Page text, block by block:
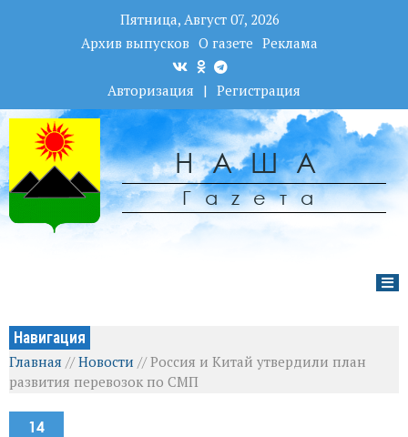
Пятница, Август 07, 2026
Архив выпусков О газете Реклама
Авторизация | Регистрация
НАША
Гаzета
Навигация
Главная //Новости //Россия и Китай утвердили план
развития перевозок по СМП
14